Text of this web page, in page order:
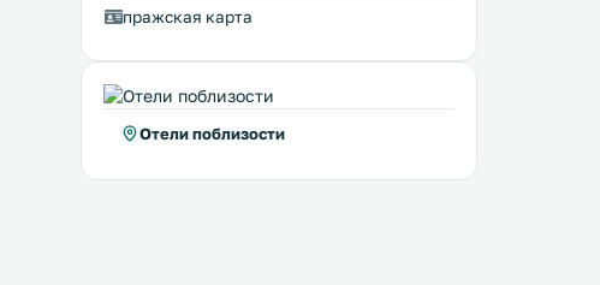
пражская карта
Отели поблизости